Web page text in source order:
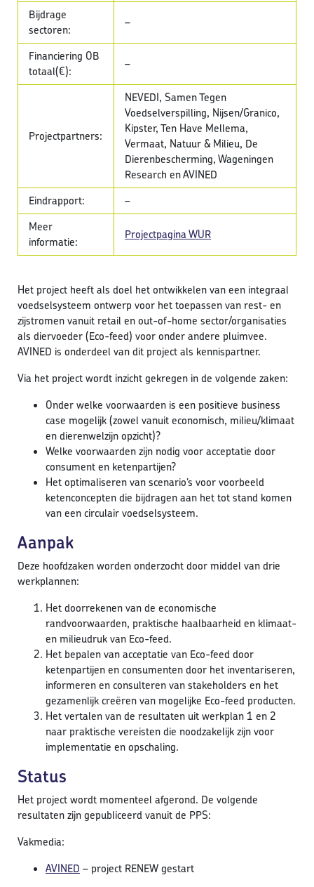
Bijdrage
sectoren:
–
Financiering OB
totaal(€):
–
Projectpartners:
NEVEDI, Samen Tegen
Voedselverspilling, Nijsen/Granico,
Kipster, Ten Have Mellema,
Vermaat, Natuur & Milieu, De
Dierenbescherming, Wageningen
Research en AVINED
Eindrapport:
–
Meer
informatie:
Projectpagina WUR
Het project heeft als doel het ontwikkelen van een integraal
voedselsysteem ontwerp voor het toepassen van rest- en
zijstromen vanuit retail en out-of-home sector/organisaties
als diervoeder (Eco-feed) voor onder andere pluimvee.
AVINED is onderdeel van dit project als kennispartner.
Via het project wordt inzicht gekregen in de volgende zaken:
Onder welke voorwaarden is een positieve business
case mogelijk (zowel vanuit economisch, milieu/klimaat
en dierenwelzijn opzicht)?
Welke voorwaarden zijn nodig voor acceptatie door
consument en ketenpartijen?
Het optimaliseren van scenario’s voor voorbeeld
ketenconcepten die bijdragen aan het tot stand komen
van een circulair voedselsysteem.
Aanpak
Deze hoofdzaken worden onderzocht door middel van drie
werkplannen:
Het doorrekenen van de economische
randvoorwaarden, praktische haalbaarheid en klimaat-
en milieudruk van Eco-feed.
Het bepalen van acceptatie van Eco-feed door
ketenpartijen en consumenten door het inventariseren,
informeren en consulteren van stakeholders en het
gezamenlijk creëren van mogelijke Eco-feed producten.
Het vertalen van de resultaten uit werkplan 1 en 2
naar praktische vereisten die noodzakelijk zijn voor
implementatie en opschaling.
Status
Het project wordt momenteel afgerond. De volgende
resultaten zijn gepubliceerd vanuit de PPS:
Vakmedia:
AVINED – project RENEW gestart